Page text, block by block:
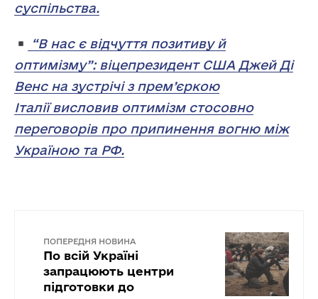
суспільства.
“В нас є відчуття позитиву й
оптимізму”: віцепрезидент США Джей Ді
Венс на зустрічі з прем’єркою
Італії висловив оптимізм стосовно
переговорів про припинення вогню між
Україною та РФ.
ПОПЕРЕДНЯ НОВИНА
По всій Україні
запрацюють центри
підготовки до